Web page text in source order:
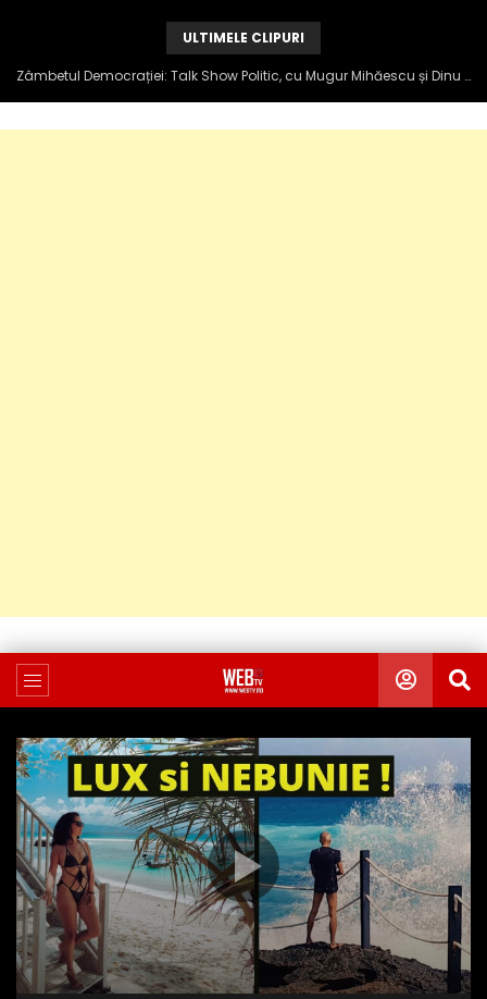
ULTIMELE CLIPURI
Zâmbetul Democrației: Talk Show Politic, cu Mugur Mihăescu și Dinu Popescu